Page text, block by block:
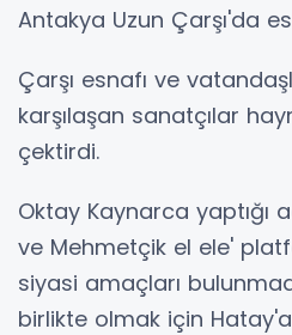
Antakya Uzun Çarşı'da
Çarşı esnafı ve
karşılaşan sanatçılar
çektirdi.
Oktay Kaynarca yaptığı
ve Mehmetçik el ele'
siyasi amaçları
birlikte olmak için